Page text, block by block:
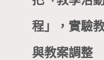
程」，實驗
與教案調整